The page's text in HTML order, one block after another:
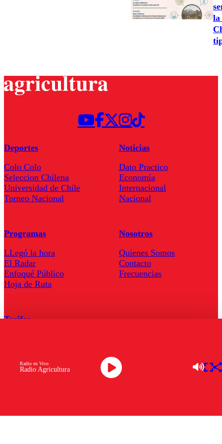
la
Radio Agricultura
Radio en Vivo
Deportes
Colo Colo
Seleccion Chilena
Universidad de Chile
Torneo Nacional
Noticias
Dato Practico
Economía
Internacional
Nacional
Programas
LLegó la hora
El Radar
Enfoqué Público
Hoja de Ruta
Nosotros
Quienes Somos
Contacto
Frecuencias
Tarifas
Descarga la APP